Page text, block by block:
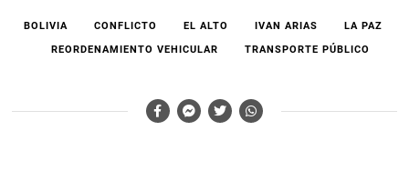
BOLIVIA CONFLICTO EL ALTO IVAN ARIAS
LA PAZ
REORDENAMIENTO VEHICULAR
TRANSPORTE PÚBLICO